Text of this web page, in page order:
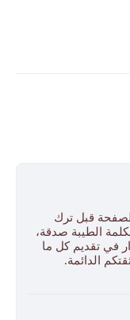
قبل ترك
الطيبة صدقة،
في تقديم كل ما
الدائمة.